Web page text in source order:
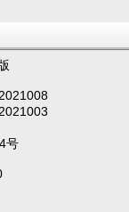
号